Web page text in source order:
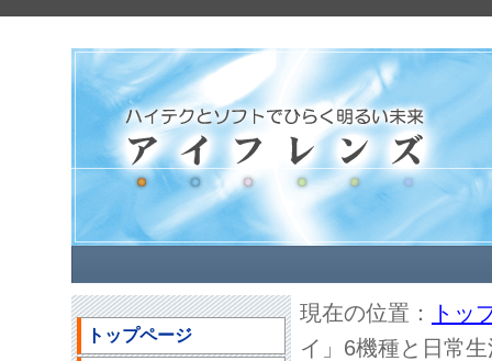
現在の位置：
トッ
イ」6機種と日常
トップページ